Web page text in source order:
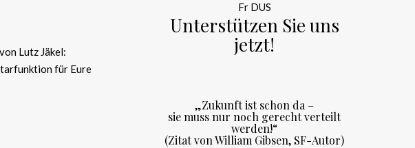
Lutz Jäkel:
für Eure
Fr DUS
Unterstützen Sie uns
jetzt!
„Zukunft ist schon da –
sie muss nur noch gerecht verteilt
werden!“
(Zitat von William Gibsen, SF-Autor)